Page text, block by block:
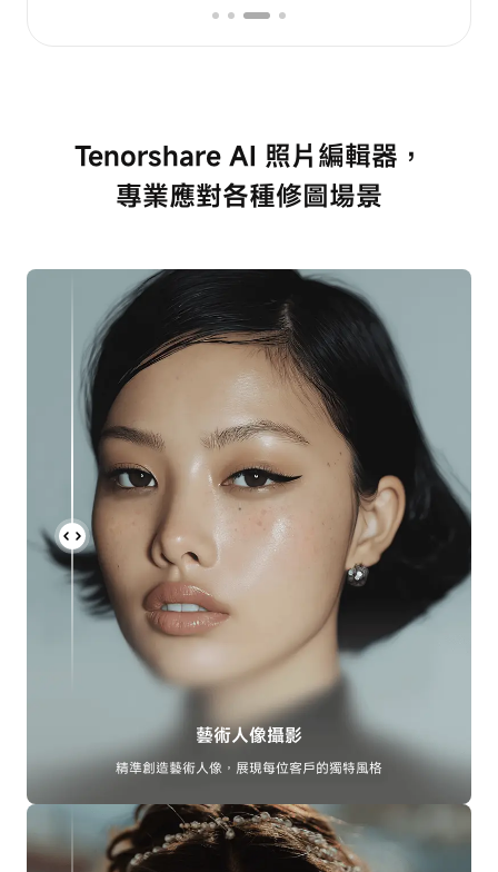
Tenorshare AI 照片編輯器，
專業應對各種修圖場景
藝術人像攝影
精準創造藝術人像，展現每位客戶的獨特風格